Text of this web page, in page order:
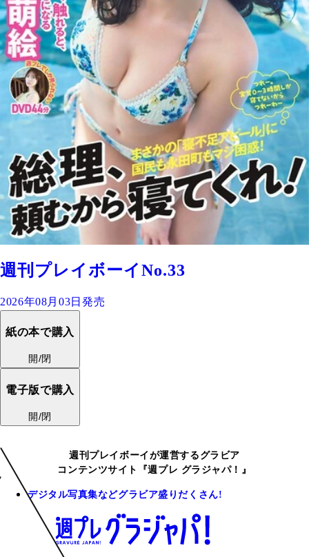
週刊プレイボーイNo.33
2026年08月03日発売
紙の本で購入
開/閉
電子版で購入
開/閉
週刊プレイボーイが運営するグラビア
コンテンツサイト『週プレ グラジャパ！』
デジタル写真集などグラビア盛りだくさん!